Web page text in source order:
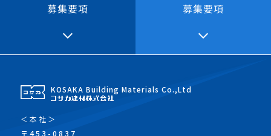
募集要項 募集要項
KOSAKA Building Materials Co.,Ltd
＜本社＞
〒453-0837